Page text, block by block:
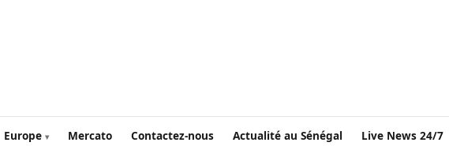
Europe Mercato Contactez-nous Actualité au Sénégal Live News 24/7